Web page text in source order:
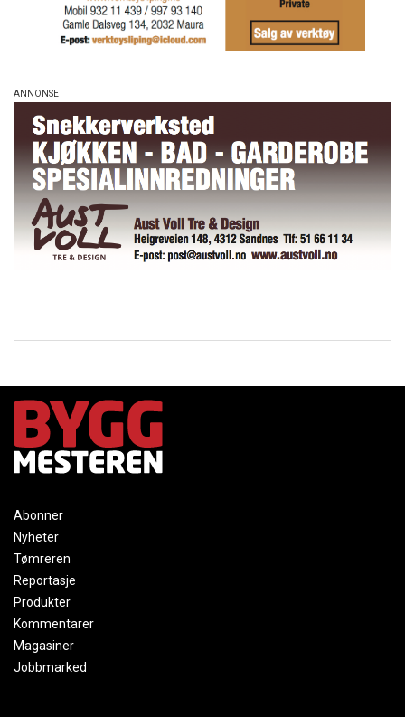
Abonner
Nyheter
Tømreren
Reportasje
Produkter
Kommentarer
Magasiner
Jobbmarked